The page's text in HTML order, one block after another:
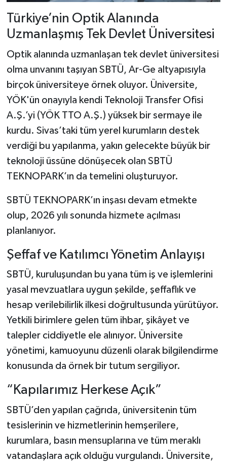
Türkiye’nin Optik Alanında
Uzmanlaşmış Tek Devlet Üniversitesi
Optik alanında uzmanlaşan tek devlet üniversitesi
olma unvanını taşıyan SBTÜ, Ar-Ge altyapısıyla
birçok üniversiteye örnek oluyor. Üniversite,
YÖK'ün onayıyla kendi Teknoloji Transfer Ofisi
A.Ş.’yi (YÖK TTO A.Ş.) yüksek bir sermaye ile
kurdu. Sivas’taki tüm yerel kurumların destek
verdiği bu yapılanma, yakın gelecekte büyük bir
teknoloji üssüne dönüşecek olan SBTÜ
TEKNOPARK’ın da temelini oluşturuyor.
SBTÜ TEKNOPARK’ın inşası devam etmekte
olup, 2026 yılı sonunda hizmete açılması
planlanıyor.
Şeffaf ve Katılımcı Yönetim Anlayışı
SBTÜ, kuruluşundan bu yana tüm iş ve işlemlerini
yasal mevzuatlara uygun şekilde, şeffaflık ve
hesap verilebilirlik ilkesi doğrultusunda yürütüyor.
Yetkili birimlere gelen tüm ihbar, şikâyet ve
talepler ciddiyetle ele alınıyor. Üniversite
yönetimi, kamuoyunu düzenli olarak bilgilendirme
konusunda da örnek bir tutum sergiliyor.
“Kapılarımız Herkese Açık”
SBTÜ’den yapılan çağrıda, üniversitenin tüm
tesislerinin ve hizmetlerinin hemşerilere,
kurumlara, basın mensuplarına ve tüm meraklı
vatandaşlara açık olduğu vurgulandı. Üniversite,